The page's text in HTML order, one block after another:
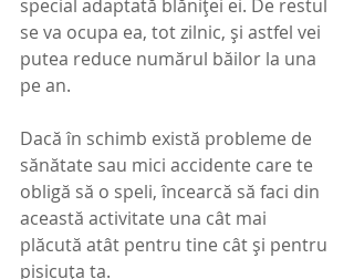
special adaptată blăniței ei. De restul
se va ocupa ea, tot zilnic, și astfel vei
putea reduce numărul băilor la una
pe an.
Dacă în schimb există probleme de
sănătate sau mici accidente care te
obligă să o speli, încearcă să faci din
această activitate una cât mai
plăcută atât pentru tine cât și pentru
pisicuța ta.